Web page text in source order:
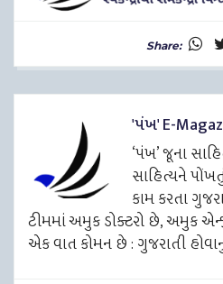
Share:
'પંખ' E-
‘પંખ’ જૂના
સાહિત્યને
કામ કરતા
ટીમમાં અમુક ડોક્ટરો છે, અમુક
એક વાત કોમન છે : ગુજરાતી